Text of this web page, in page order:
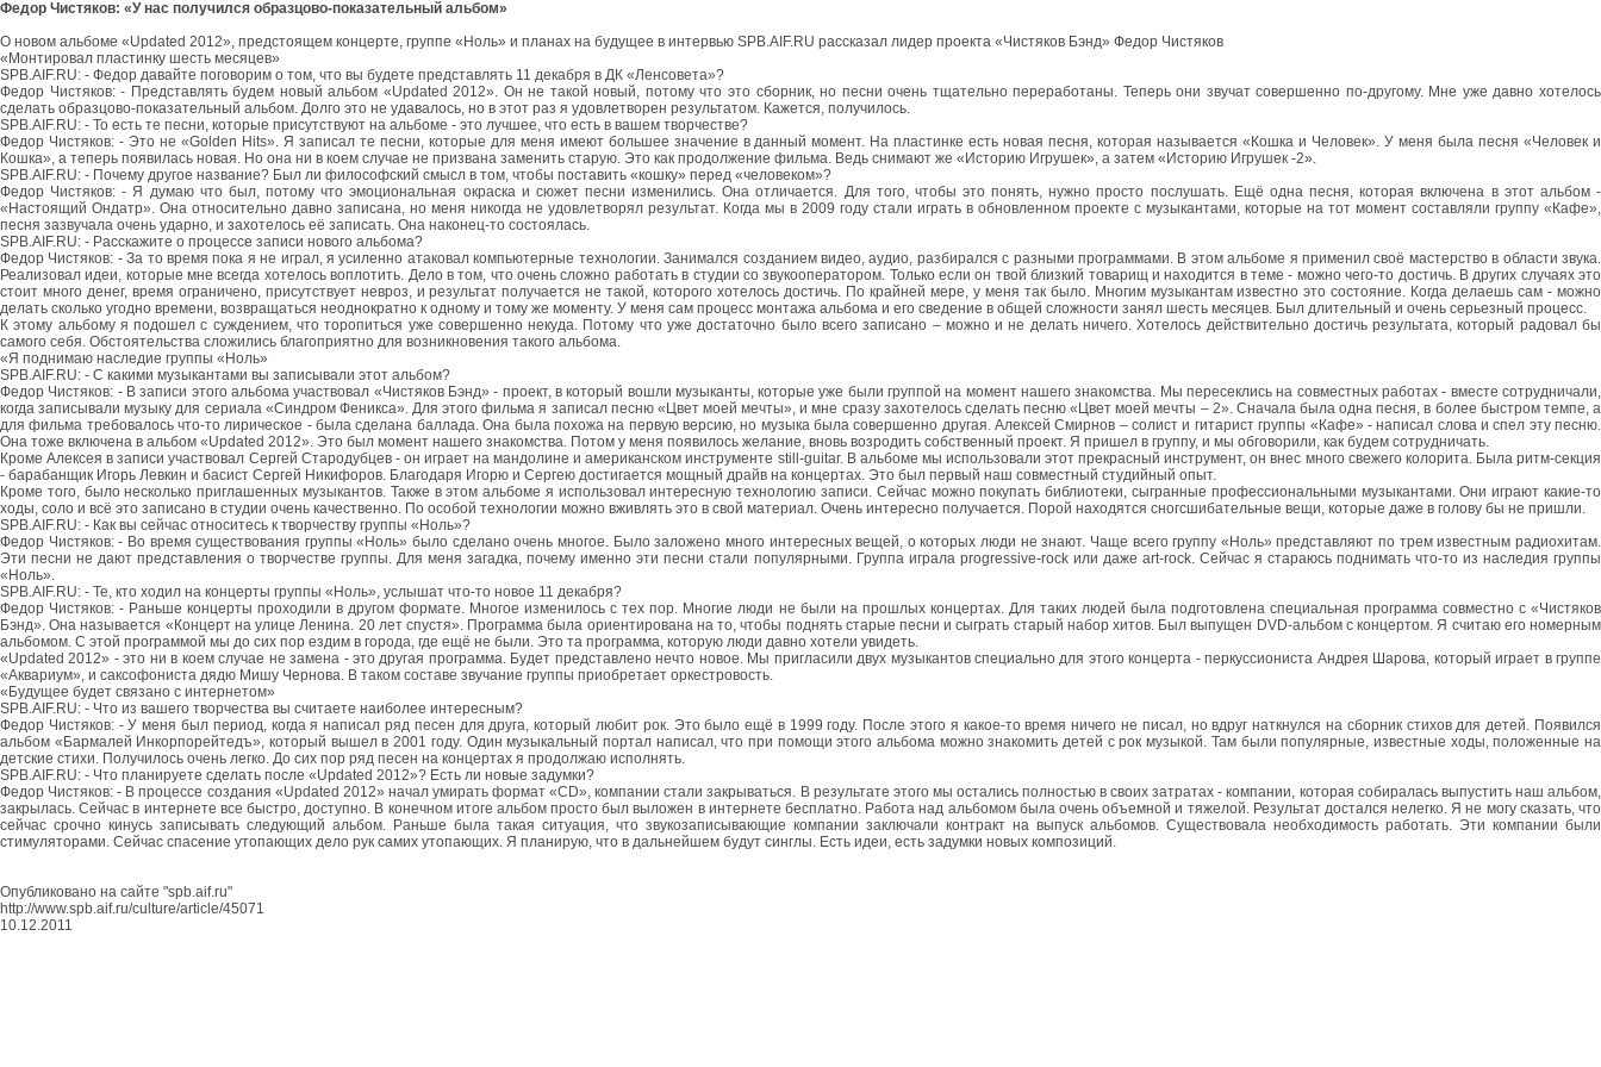
Федор Чистяков: «У нас получился образцово-показательный альбом»
О новом альбоме «Updated 2012», предстоящем концерте, группе «Ноль» и планах на будущее в интервью SPB.AIF.RU рассказал лидер проекта «Чистяков Бэнд» Федор Чистяков
«Монтировал пластинку шесть месяцев»
SPB.AIF.RU: - Федор давайте поговорим о том, что вы будете представлять 11 декабря в ДК «Ленсовета»?
Федор Чистяков: - Представлять будем новый альбом «Updated 2012». Он не такой новый, потому что это сборник, но песни очень тщательно переработаны. Теперь они звучат совершенно по-другому. Мне уже давно хотелось
сделать образцово-показательный альбом. Долго это не удавалось, но в этот раз я удовлетворен результатом. Кажется, получилось.
SPB.AIF.RU: - То есть те песни, которые присутствуют на альбоме - это лучшее, что есть в вашем творчестве?
Федор Чистяков: - Это не «Golden Hits». Я записал те песни, которые для меня имеют большее значение в данный момент. На пластинке есть новая песня, которая называется «Кошка и Человек». У меня была песня «Человек и
Кошка», а теперь появилась новая. Но она ни в коем случае не призвана заменить старую. Это как продолжение фильма. Ведь снимают же «Историю Игрушек», а затем «Историю Игрушек -2».
SPB.AIF.RU: - Почему другое название? Был ли философский смысл в том, чтобы поставить «кошку» перед «человеком»?
Федор Чистяков: - Я думаю что был, потому что эмоциональная окраска и сюжет песни изменились. Она отличается. Для того, чтобы это понять, нужно просто послушать. Ещё одна песня, которая включена в этот альбом -
«Настоящий Ондатр». Она относительно давно записана, но меня никогда не удовлетворял результат. Когда мы в 2009 году стали играть в обновленном проекте с музыкантами, которые на тот момент составляли группу «Кафе»,
песня зазвучала очень ударно, и захотелось её записать. Она наконец-то состоялась.
SPB.AIF.RU: - Расскажите о процессе записи нового альбома?
Федор Чистяков: - За то время пока я не играл, я усиленно атаковал компьютерные технологии. Занимался созданием видео, аудио, разбирался с разными программами. В этом альбоме я применил своё мастерство в области звука.
Реализовал идеи, которые мне всегда хотелось воплотить. Дело в том, что очень сложно работать в студии со звукооператором. Только если он твой близкий товарищ и находится в теме - можно чего-то достичь. В других случаях это
стоит много денег, время ограничено, присутствует невроз, и результат получается не такой, которого хотелось достичь. По крайней мере, у меня так было. Многим музыкантам известно это состояние. Когда делаешь сам - можно
делать сколько угодно времени, возвращаться неоднократно к одному и тому же моменту. У меня сам процесс монтажа альбома и его сведение в общей сложности занял шесть месяцев. Был длительный и очень серьезный процесс.
К этому альбому я подошел с суждением, что торопиться уже совершенно некуда. Потому что уже достаточно было всего записано – можно и не делать ничего. Хотелось действительно достичь результата, который радовал бы
самого себя. Обстоятельства сложились благоприятно для возникновения такого альбома.
«Я поднимаю наследие группы «Ноль»
SPB.AIF.RU: - С какими музыкантами вы записывали этот альбом?
Федор Чистяков: - В записи этого альбома участвовал «Чистяков Бэнд» - проект, в который вошли музыканты, которые уже были группой на момент нашего знакомства. Мы пересеклись на совместных работах - вместе сотрудничали,
когда записывали музыку для сериала «Синдром Феникса». Для этого фильма я записал песню «Цвет моей мечты», и мне сразу захотелось сделать песню «Цвет моей мечты – 2». Сначала была одна песня, в более быстром темпе, а
для фильма требовалось что-то лирическое - была сделана баллада. Она была похожа на первую версию, но музыка была совершенно другая. Алексей Смирнов – солист и гитарист группы «Кафе» - написал слова и спел эту песню.
Она тоже включена в альбом «Updated 2012». Это был момент нашего знакомства. Потом у меня появилось желание, вновь возродить собственный проект. Я пришел в группу, и мы обговорили, как будем сотрудничать.
Кроме Алексея в записи участвовал Сергей Стародубцев - он играет на мандолине и американском инструменте still-guitar. В альбоме мы использовали этот прекрасный инструмент, он внес много свежего колорита. Была ритм-секция
- барабанщик Игорь Левкин и басист Сергей Никифоров. Благодаря Игорю и Сергею достигается мощный драйв на концертах. Это был первый наш совместный студийный опыт.
Кроме того, было несколько приглашенных музыкантов. Также в этом альбоме я использовал интересную технологию записи. Сейчас можно покупать библиотеки, сыгранные профессиональными музыкантами. Они играют какие-то
ходы, соло и всё это записано в студии очень качественно. По особой технологии можно вживлять это в свой материал. Очень интересно получается. Порой находятся сногсшибательные вещи, которые даже в голову бы не пришли.
SPB.AIF.RU: - Как вы сейчас относитесь к творчеству группы «Ноль»?
Федор Чистяков: - Во время существования группы «Ноль» было сделано очень многое. Было заложено много интересных вещей, о которых люди не знают. Чаще всего группу «Ноль» представляют по трем известным радиохитам.
Эти песни не дают представления о творчестве группы. Для меня загадка, почему именно эти песни стали популярными. Группа играла progressive-rock или даже art-rock. Сейчас я стараюсь поднимать что-то из наследия группы
«Ноль».
SPB.AIF.RU: - Те, кто ходил на концерты группы «Ноль», услышат что-то новое 11 декабря?
Федор Чистяков: - Раньше концерты проходили в другом формате. Многое изменилось с тех пор. Многие люди не были на прошлых концертах. Для таких людей была подготовлена специальная программа совместно с «Чистяков
Бэнд». Она называется «Концерт на улице Ленина. 20 лет спустя». Программа была ориентирована на то, чтобы поднять старые песни и сыграть старый набор хитов. Был выпущен DVD-альбом с концертом. Я считаю его номерным
альбомом. С этой программой мы до сих пор ездим в города, где ещё не были. Это та программа, которую люди давно хотели увидеть.
«Updated 2012» - это ни в коем случае не замена - это другая программа. Будет представлено нечто новое. Мы пригласили двух музыкантов специально для этого концерта - перкуссиониста Андрея Шарова, который играет в группе
«Аквариум», и саксофониста дядю Мишу Чернова. В таком составе звучание группы приобретает оркестровость.
«Будущее будет связано с интернетом»
SPB.AIF.RU: - Что из вашего творчества вы считаете наиболее интересным?
Федор Чистяков: - У меня был период, когда я написал ряд песен для друга, который любит рок. Это было ещё в 1999 году. После этого я какое-то время ничего не писал, но вдруг наткнулся на сборник стихов для детей. Появился
альбом «Бармалей Инкорпорейтедъ», который вышел в 2001 году. Один музыкальный портал написал, что при помощи этого альбома можно знакомить детей с рок музыкой. Там были популярные, известные ходы, положенные на
детские стихи. Получилось очень легко. До сих пор ряд песен на концертах я продолжаю исполнять.
SPB.AIF.RU: - Что планируете сделать после «Updated 2012»? Есть ли новые задумки?
Федор Чистяков: - В процессе создания «Updated 2012» начал умирать формат «CD», компании стали закрываться. В результате этого мы остались полностью в своих затратах - компании, которая собиралась выпустить наш альбом,
закрылась. Сейчас в интернете все быстро, доступно. В конечном итоге альбом просто был выложен в интернете бесплатно. Работа над альбомом была очень объемной и тяжелой. Результат достался нелегко. Я не могу сказать, что
сейчас срочно кинусь записывать следующий альбом. Раньше была такая ситуация, что звукозаписывающие компании заключали контракт на выпуск альбомов. Существовала необходимость работать. Эти компании были
стимуляторами. Сейчас спасение утопающих дело рук самих утопающих. Я планирую, что в дальнейшем будут синглы. Есть идеи, есть задумки новых композиций.
Опубликовано на сайте "spb.aif.ru"
http://www.spb.aif.ru/culture/article/45071
10.12.2011